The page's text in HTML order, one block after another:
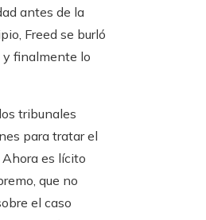
antes de la
Freed se burló
y finalmente lo
tribunales
para tratar el
es lícito
que no
el caso